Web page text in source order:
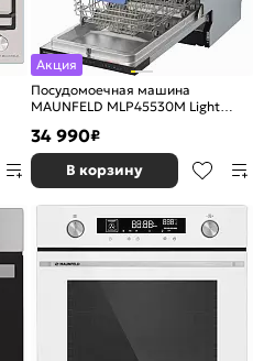
Акция
Посудомоечная машина
MAUNFELD MLP45530M Light
34 990₽
В корзину